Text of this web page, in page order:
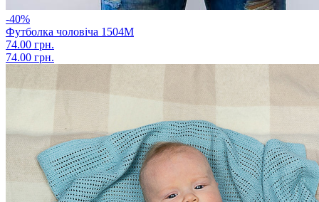
-40%
Футболка чоловіча 1504М
74.00 грн.
74.00 грн.